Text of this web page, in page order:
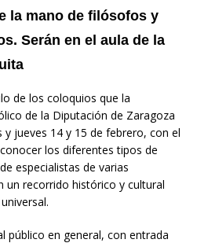
la mano de filósofos y
Serán en el aula de la
de los coloquios que la
de la Diputación de Zaragoza
jueves 14 y 15 de febrero, con el
los diferentes tipos de
especialistas de varias
un recorrido histórico y cultural
público en general, con entrada